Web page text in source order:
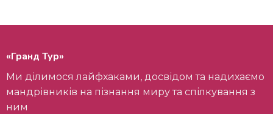
«Гранд Тур»
Ми ділимося лайфхаками, досвідом та надихаємо
мандрівників на пізнання миру та спілкування з
ним